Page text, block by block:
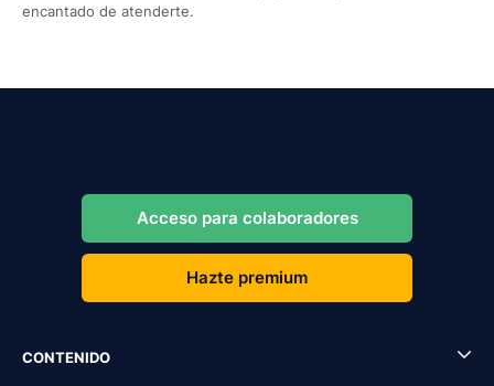
encantado de atenderte.
Acceso para colaboradores
Hazte premium
CONTENIDO